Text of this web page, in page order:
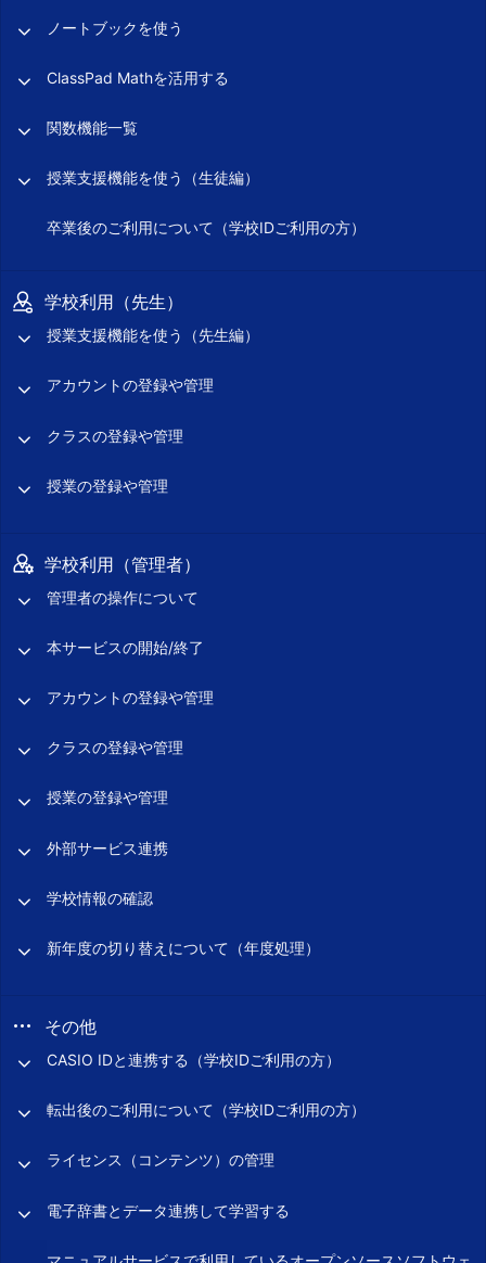
ノートブックを使う
ClassPad Mathを活用する
関数機能一覧
授業支援機能を使う（生徒編）
卒業後のご利用について（学校IDご利用の方）
学校利用（先生）
授業支援機能を使う（先生編）
アカウントの登録や管理
クラスの登録や管理
授業の登録や管理
学校利用（管理者）
管理者の操作について
本サービスの開始/終了
アカウントの登録や管理
クラスの登録や管理
授業の登録や管理
外部サービス連携
学校情報の確認
新年度の切り替えについて（年度処理）
その他
CASIO IDと連携する（学校IDご利用の方）
転出後のご利用について（学校IDご利用の方）
ライセンス（コンテンツ）の管理
電子辞書とデータ連携して学習する